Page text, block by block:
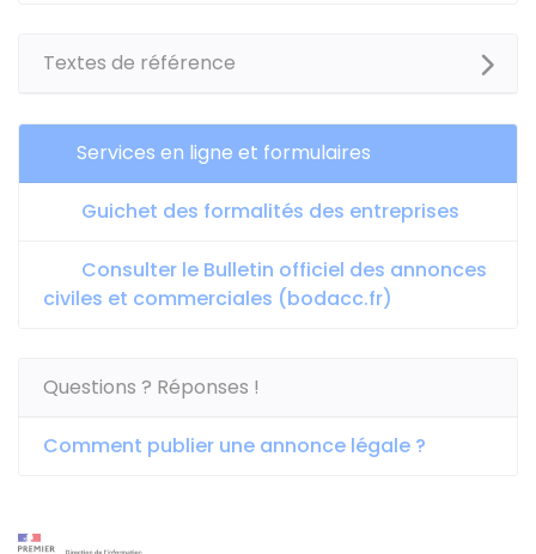
Textes de référence
Services en ligne et formulaires
Guichet des formalités des entreprises
Consulter le Bulletin officiel des annonces
civiles et commerciales (bodacc.fr)
Questions ? Réponses !
Comment publier une annonce légale ?